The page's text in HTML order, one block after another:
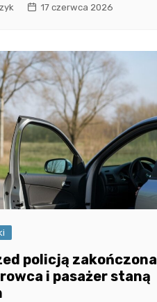
17 czerwca 2026
policją zakończona
i pasażer staną